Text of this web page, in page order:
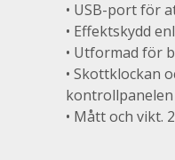
• USB-port för
• Effektskydd
• Utformad för
• Skottklockan
• Mått och vikt.